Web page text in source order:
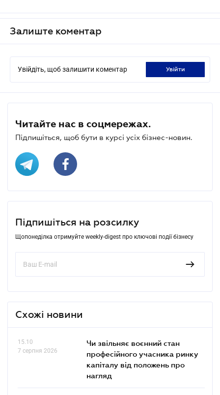
Залиште коментар
Увійдіть, щоб залишити коментар увійти
Читайте нас в соцмережах.
Підпишіться, щоб бути в курсі усіх бізнес-новин.
Підпишіться на розсилку
Щопонеділка отримуйте weekly-digest про ключові події бізнесу
Схожі новини
15.10
7 серпня 2026
Чи звільняє воєнний стан
професійного учасника ринку
капіталу від положень про
нагляд